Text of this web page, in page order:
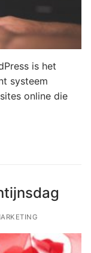
is het
systeem
online die